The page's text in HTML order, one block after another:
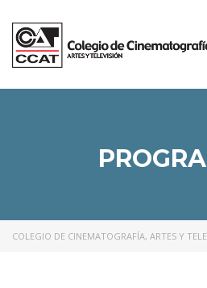
COLEGIO DE CINEMATOGRAFÍA, ARTES Y